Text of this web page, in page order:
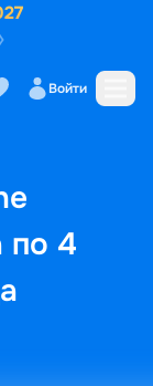
Войти
по 4
и